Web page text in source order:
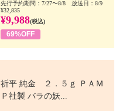
先行予約期間：7/27〜8/8 放送日：8/9
¥32,835
¥9,988(税込)
69%OFF
祈平 純金 ２．５ｇ ＰＡＭ
Ｐ社製 バラの妖...